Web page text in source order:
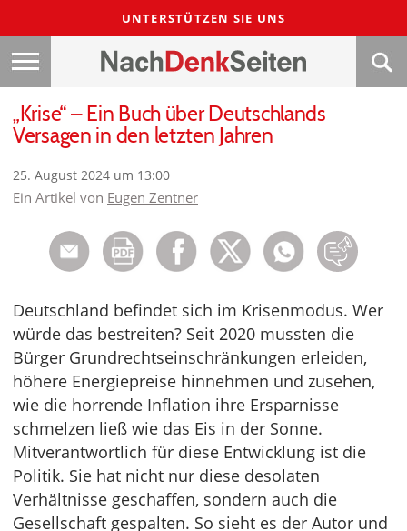
UNTERSTÜTZEN SIE UNS
„Krise“ – Ein Buch über Deutschlands
Versagen in den letzten Jahren
25. August 2024 um 13:00
Ein Artikel von Eugen Zentner
Deutschland befindet sich im Krisenmodus. Wer
würde das bestreiten? Seit 2020 mussten die
Bürger Grundrechtseinschränkungen erleiden,
höhere Energiepreise hinnehmen und zusehen,
wie die horrende Inflation ihre Ersparnisse
schmelzen ließ wie das Eis in der Sonne.
Mitverantwortlich für diese Entwicklung ist die
Politik. Sie hat nicht nur diese desolaten
Verhältnisse geschaffen, sondern auch die
Gesellschaft gespalten. So sieht es der Autor und